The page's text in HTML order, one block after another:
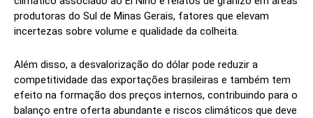
produtoras do Sul de Minas Gerais, fatores que elevam
incertezas sobre volume e qualidade da colheita.
Além disso, a desvalorização do dólar pode reduzir a
competitividade das exportações brasileiras e também tem
efeito na formação dos preços internos, contribuindo para o
balanço entre oferta abundante e riscos climáticos que deve